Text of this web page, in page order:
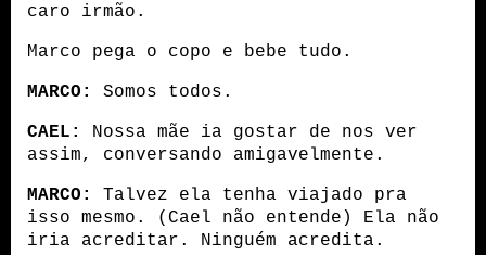
caro irmão.
Marco pega o copo e bebe tudo.
MARCO: Somos todos.
CAEL:
Nossa mãe ia gostar de nos ver
assim, conversando amigavelmente.
MARCO:
Talvez ela tenha viajado pra
isso mesmo. (Cael não entende) Ela não
iria acreditar. Ninguém acredita.